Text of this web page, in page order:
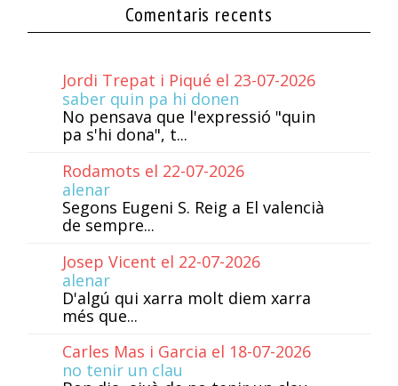
Comentaris recents
Jordi Trepat i Piqué el 23-07-2026
saber quin pa hi donen
No pensava que l'expressió "quin
pa s'hi dona", t...
Rodamots el 22-07-2026
alenar
Segons Eugeni S. Reig a El valencià
de sempre...
Josep Vicent el 22-07-2026
alenar
D'algú qui xarra molt diem xarra
més que...
Carles Mas i Garcia el 18-07-2026
no tenir un clau